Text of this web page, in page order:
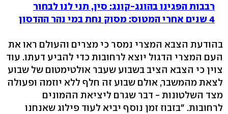
רבבות הפגינו בהונג-קונג: סין, תני לנו לבחור
4 שנים אחרי המטוס: מסוק נחת במי נהר ההדסון
בהודעת הצבא המצרי נמסר כי מצרים והעולם ראו את
העם המצרי הדגול יוצא לרחובות כדי להביע דעתו. עוד
צוין כי הצבא הציב בשבוע שעבר אולטימטום של שבוע
לצאת מהמשבר, אולם שבוע זה חלף ללא יוזמה ופעולה
מצד השלטונות - דבר שגרם ליציאת ההמונים
לרחובות. "בזבוז זמן נוסף יביא לעוד פילוג שאנחנו